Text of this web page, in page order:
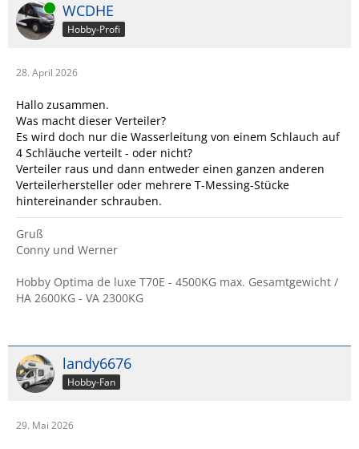
Online WCDHE
Hobby-Profi
28. April 2026
Hallo zusammen.
Was macht dieser Verteiler?
Es wird doch nur die Wasserleitung von einem Schlauch auf
4 Schläuche verteilt - oder nicht?
Verteiler raus und dann entweder einen ganzen anderen
Verteilerhersteller oder mehrere T-Messing-Stücke
hintereinander schrauben.
Gruß
Conny und Werner
Hobby Optima de luxe T70E - 4500KG max. Gesamtgewicht /
HA 2600KG - VA 2300KG
landy6676
Hobby-Fan
29. Mai 2026